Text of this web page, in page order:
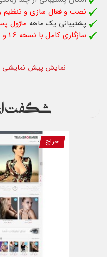
نصب و فعال سازی و تنظیم
پشتیبانی یک ماهه ماژول
سازگاری کامل با نسخه 1.6 و 1.7
نمایش پیش نمایشی
شگفت
حراج